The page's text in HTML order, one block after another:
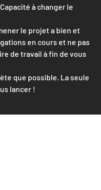
à changer le
le projet a bien et
en cours et ne pas
de travail à fin de vous
que possible. La seule
lancer !